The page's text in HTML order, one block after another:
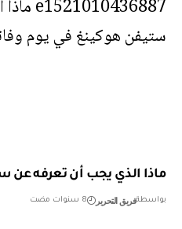
ماذا الذي يجب أن تعرفه عن
بواسطةفريق التحرير 8 سنوات مضت